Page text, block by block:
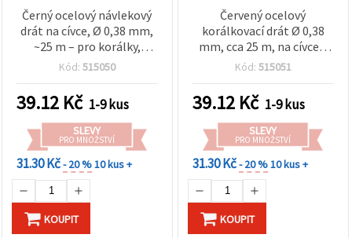
Černý ocelový návlekový
drát na cívce, Ø 0,38 mm,
~25 m – pro korálky,
výrobu šperků, dekorace a
Kód: 515050
39.12 Kč 1-9 kus
SLEVY
PRO MNOŽSTVÍ
31.30 Kč- 20 %10 kus +
KOUPIT
Červený ocelový
korálkovací drát Ø 0,38
mm, cca 25 m, na cívce –
pro výrobu šperků a
Kód: 515051
39.12 Kč 1-9 kus
SLEVY
PRO MNOŽSTVÍ
31.30 Kč- 20 %10 kus +
KOUPIT